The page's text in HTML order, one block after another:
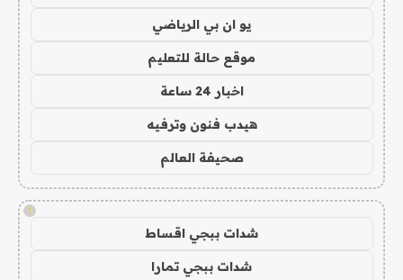
يو ان بي الرياضي
موقع حالة للتعليم
اخبار 24 ساعة
هيدب فنون وترفيه
صحيفة العالم
!
شدات ببجي اقساط
شدات ببجي تمارا